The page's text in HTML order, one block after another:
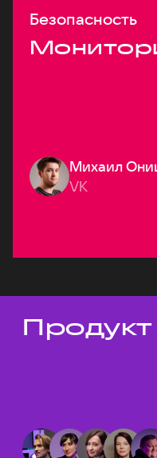
Безопасность
Михаил
VK
Темы докладов
Продукт